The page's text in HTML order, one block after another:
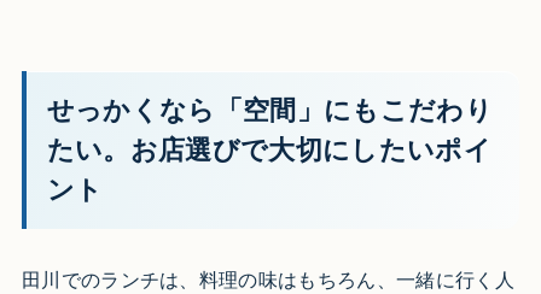
せっかくなら「空間」にもこだわり
たい。お店選びで大切にしたいポイ
ント
田川でのランチは、料理の味はもちろん、一緒に行く人